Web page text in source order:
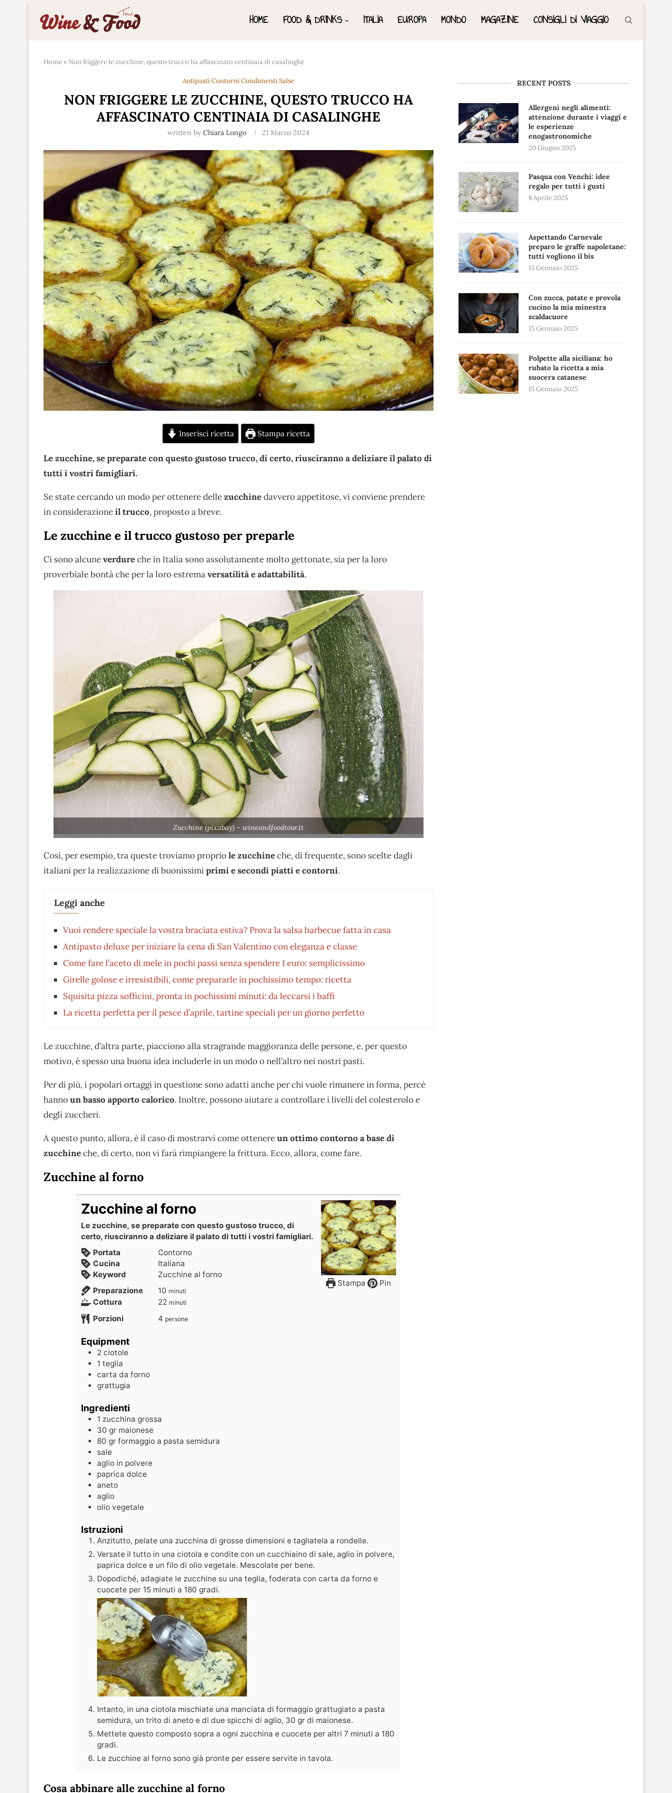
HOME FOOD & DRINKS ITALIA EUROPA MONDO MAGAZINE CONSIGLI DI VIAGGIO
Home » Non friggere le zucchine, questo trucco ha affascinato centinaia di casalinghe
Antipasti Contorni Condimenti Salse
NON FRIGGERE LE ZUCCHINE, QUESTO TRUCCO HA
AFFASCINATO CENTINAIA DI CASALINGHE
written by Chiara Longo 21 Marzo 2024
Inserisci ricetta Stampa ricetta
Le zucchine, se preparate con questo gustoso trucco, di certo, riusciranno a deliziare il palato di
tutti i vostri famigliari.
Se state cercando un modo per ottenere dellezucchinedavvero appetitose, vi conviene prendere
in considerazioneil trucco, proposto a breve.
Le zucchine e il trucco gustoso per preparle
Ci sono alcuneverdureche in Italia sono assolutamente molto gettonate, sia per la loro
proverbiale bontà che per la loro estremaversatilità e adattabilità.
Zucchine (pixabay) – wineandfoodtour.it
Così, per esempio, tra queste troviamo propriole zucchineche, di frequente, sono scelte dagli
italiani per la realizzazione di buonissimiprimi e secondi piatti e contorni.
Leggi anche
Vuoi rendere speciale la vostra braciata estiva? Prova la salsa barbecue fatta in casa
Antipasto deluxe per iniziare la cena di San Valentino con eleganza e classe
Come fare l’aceto di mele in pochi passi senza spendere 1 euro: semplicissimo
Girelle golose e irresistibili, come prepararle in pochissimo tempo: ricetta
Squisita pizza sofficini, pronta in pochissimi minuti: da leccarsi i baffi
La ricetta perfetta per il pesce d’aprile, tartine speciali per un giorno perfetto
Le zucchine, d’altra parte, piacciono alla stragrande maggioranza delle persone, e, per questo
motivo, è spesso una buona idea includerle in un modo o nell’altro nei nostri pasti.
Per di più, i popolari ortaggi in questione sono adatti anche per chi vuole rimanere in forma, percé
hannoun basso apporto calorico. Inoltre, possono aiutare a controllare i livelli del colesterolo e
degli zuccheri.
A questo punto, allora, è il caso di mostrarvi come ottenereun ottimo contorno a base di
zucchineche, di certo, non vi farà rimpiangere la frittura. Ecco, allora, come fare.
Zucchine al forno
Stampa Pin
Zucchine al forno
Le zucchine, se preparate con questo gustoso trucco, di
certo, riusciranno a deliziare il palato di tutti i vostri famigliari.
Portata
Contorno
Cucina
Italiana
Keyword
Zucchine al forno
Preparazione
10 minuti
Cottura 22 minuti
Porzioni 4 persone
Equipment
2 ciotole
1 teglia
carta da forno
grattugia
Ingredienti
1 zucchina grossa
30 gr maionese
80 gr formaggio a pasta semidura
sale
aglio in polvere
paprica dolce
aneto
aglio
olio vegetale
Istruzioni
Anzitutto, pelate una zucchina di grosse dimensioni e tagliatela a rondelle.
Versate il tutto in una ciotola e condite con un cucchiaino di sale, aglio in polvere,
paprica dolce e un filo di olio vegetale. Mescolate per bene.
Dopodiché, adagiate le zucchine su una teglia, foderata con carta da forno e
cuocete per 15 minuti a 180 gradi.
Intanto, in una ciotola mischiate una manciata di formaggio grattugiato a pasta
semidura, un trito di aneto e di due spicchi di aglio, 30 gr di maionese.
Mettete questo composto sopra a ogni zucchina e cuocete per altri 7 minuti a 180
gradi.
Le zucchine al forno sono già pronte per essere servite in tavola.
Cosa abbinare alle zucchine al forno
RECENT POSTS
Allergeni negli alimenti:
attenzione durante i viaggi e
le esperienze
enogastronomiche
20 Giugno 2025
Pasqua con Venchi: idee
regalo per tutti i gusti
8 Aprile 2025
Aspettando Carnevale
preparo le graffe napoletane:
tutti vogliono il bis
15 Gennaio 2025
Con zucca, patate e provola
cucino la mia minestra
scaldacuore
15 Gennaio 2025
Polpette alla siciliana: ho
rubato la ricetta a mia
suocera catanese
15 Gennaio 2025